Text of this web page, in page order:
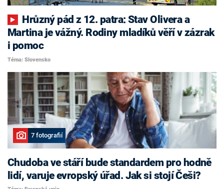
Martina je vážný. Rodiny mladíků věří v zázrak
i pomoc
Téma: Slovensko
7 fotografií
Chudoba ve stáří bude standardem pro hodně
lidí, varuje evropský úřad. Jak si stojí Češi?